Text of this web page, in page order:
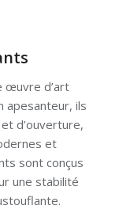
œuvre d’art
apesanteur, ils
d’ouverture,
et
sont conçus
une stabilité